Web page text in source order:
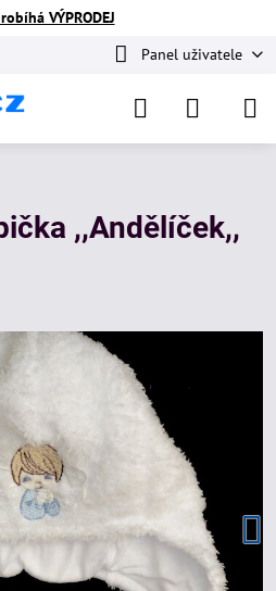
VÝPRODEJ
Panel uživatele
,,Andělíček,,